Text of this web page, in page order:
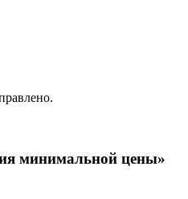
минимальной цены»